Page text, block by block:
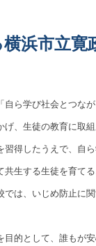
浜市立寛
自ら学び社会とつな
、生徒の教育に取組
習得したうえで、自
生する生徒を育てる
では、いじめ防止に
目的として、誰もが